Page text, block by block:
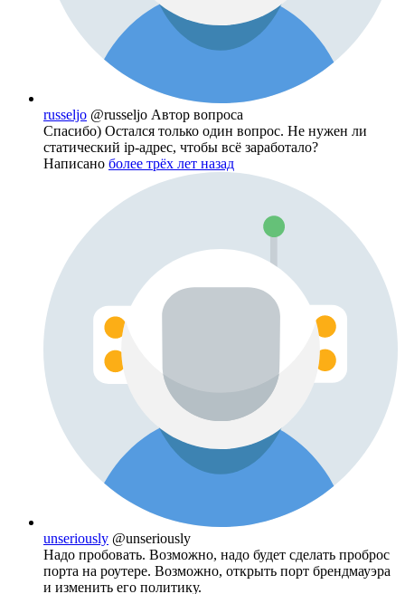
russeljo @russeljo Автор вопроса
Спасибо) Остался только один вопрос. Не нужен ли
статический ip-адрес, чтобы всё заработало?
Написано более трёх лет назад
unseriously @unseriously
Надо пробовать. Возможно, надо будет сделать проброс
порта на роутере. Возможно, открыть порт брендмауэра
и изменить его политику.